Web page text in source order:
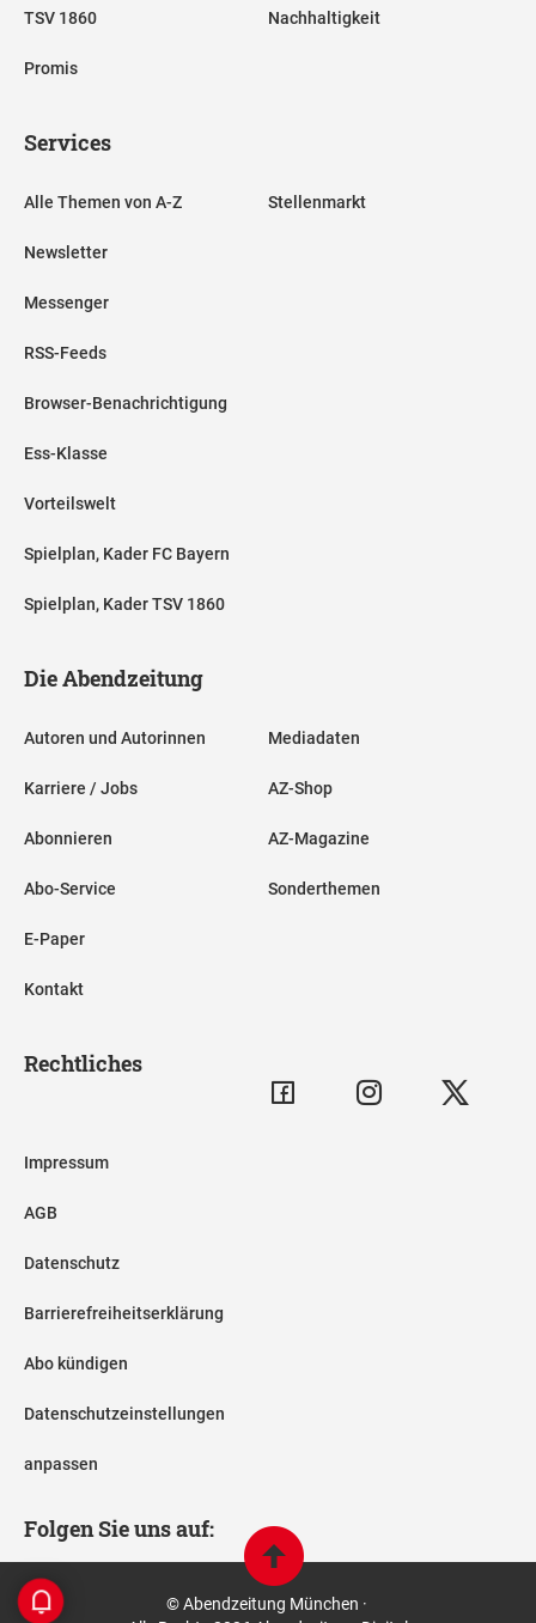
TSV 1860
Promis
Nachhaltigkeit
Services
Alle Themen von A-Z
Newsletter
Messenger
RSS-Feeds
Browser-Benachrichtigung
Ess-Klasse
Vorteilswelt
Spielplan, Kader FC Bayern
Spielplan, Kader TSV 1860
Stellenmarkt
Die Abendzeitung
Autoren und Autorinnen
Karriere / Jobs
Abonnieren
Abo-Service
E-Paper
Kontakt
Mediadaten
AZ-Shop
AZ-Magazine
Sonderthemen
Rechtliches
Impressum
AGB
Datenschutz
Barrierefreiheitserklärung
Abo kündigen
Datenschutzeinstellungen
anpassen
Folgen Sie uns auf:
© Abendzeitung München ·